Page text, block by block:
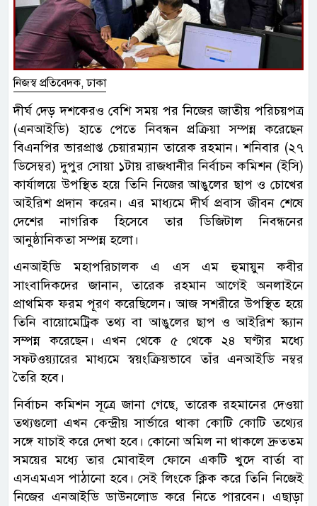
নিজস্ব প্রতিবেদক, ঢাকা
দীর্ঘ দেড় দশকেরও বেশি সময় পর নিজের জাতীয় পরিচয়পত্র
(এনআইডি) হাতে পেতে নিবন্ধন প্রক্রিয়া সম্পন্ন করেছেন
বিএনপির ভারপ্রাপ্ত চেয়ারম্যান তারেক রহমান। শনিবার (২৭
ডিসেম্বর) দুপুর সোয়া ১টায় রাজধানীর নির্বাচন কমিশন (ইসি)
কার্যালয়ে উপস্থিত হয়ে তিনি নিজের আঙুলের ছাপ ও চোখের
আইরিশ প্রদান করেন। এর মাধ্যমে দীর্ঘ প্রবাস জীবন শেষে
দেশের নাগরিক হিসেবে তার ডিজিটাল নিবন্ধনের
আনুষ্ঠানিকতা সম্পন্ন হলো।
এনআইডি মহাপরিচালক এ এস এম হুমায়ুন কবীর
সাংবাদিকদের জানান, তারেক রহমান আগেই অনলাইনে
প্রাথমিক ফরম পূরণ করেছিলেন। আজ সশরীরে উপস্থিত হয়ে
তিনি বায়োমেট্রিক তথ্য বা আঙুলের ছাপ ও আইরিশ স্ক্যান
সম্পন্ন করেছেন। এখন থেকে ৫ থেকে ২৪ ঘণ্টার মধ্যে
সফটওয়্যারের মাধ্যমে স্বয়ংক্রিয়ভাবে তাঁর এনআইডি নম্বর
তৈরি হবে।
নির্বাচন কমিশন সূত্রে জানা গেছে, তারেক রহমানের দেওয়া
তথ্যগুলো এখন কেন্দ্রীয় সার্ভারে থাকা কোটি কোটি তথ্যের
সঙ্গে যাচাই করে দেখা হবে। কোনো অমিল না থাকলে দ্রুততম
সময়ের মধ্যে তার মোবাইল ফোনে একটি খুদে বার্তা বা
এসএমএস পাঠানো হবে। সেই লিংকে ক্লিক করে তিনি নিজেই
নিজের এনআইডি ডাউনলোড করে নিতে পারবেন। এছাড়া